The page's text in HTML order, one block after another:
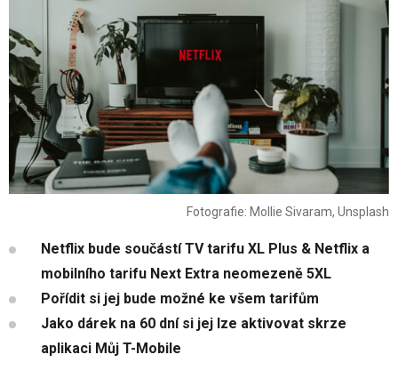
Fotografie: Mollie Sivaram, Unsplash
Netflix bude součástí TV tarifu XL Plus & Netflix a
mobilního tarifu Next Extra neomezeně 5XL
Pořídit si jej bude možné ke všem tarifům
Jako dárek na 60 dní si jej lze aktivovat skrze
aplikaci Můj T-Mobile